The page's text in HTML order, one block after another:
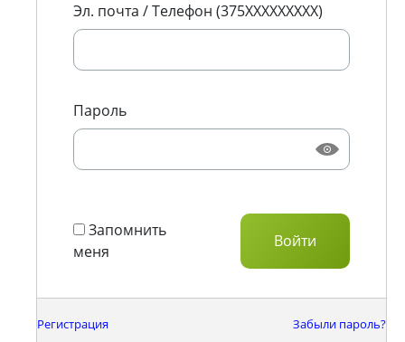
Эл. почта / Телефон (375XXXXXXXXX)
Пароль
Запомнить
меня
Регистрация Забыли пароль?